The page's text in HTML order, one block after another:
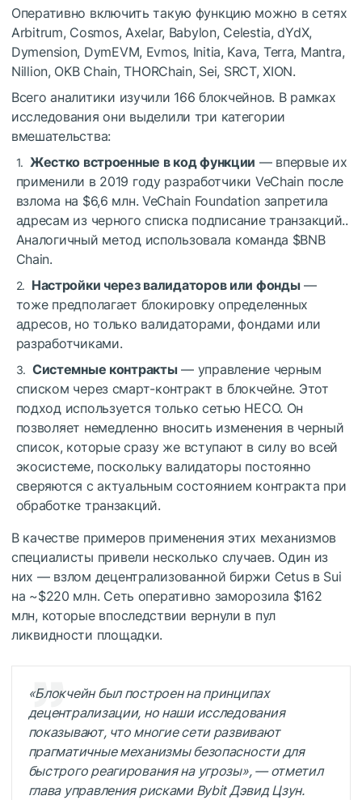
Оперативно включить такую функцию можно в сетях
Arbitrum, Cosmos, Axelar, Babylon, Celestia, dYdX,
Dymension, DymEVM, Evmos, Initia, Kava, Terra, Mantra,
Nillion, OKB Chain, THORChain, Sei, SRCT, XION.
Всего аналитики изучили 166 блокчейнов. В рамках
исследования они выделили три категории
вмешательства:
Жестко встроенные в код функции — впервые их
применили в 2019 году разработчики VeChain после
взлома на $6,6 млн. VeChain Foundation запретила
адресам из черного списка подписание транзакций..
Аналогичный метод использовала команда $BNB
Chain.
Настройки через валидаторов или фонды—
тоже предполагает блокировку определенных
адресов, но только валидаторами, фондами или
разработчиками.
Системные контракты— управление черным
списком через смарт-контракт в блокчейне. Этот
подход используется только сетью HECO. Он
позволяет немедленно вносить изменения в черный
список, которые сразу же вступают в силу во всей
экосистеме, поскольку валидаторы постоянно
сверяются с актуальным состоянием контракта при
обработке транзакций.
В качестве примеров применения этих механизмов
специалисты привели несколько случаев. Один из
них — взлом децентрализованной биржи Cetus в Sui
на ~$220 млн. Сеть оперативно заморозила $162
млн, которые впоследствии вернули в пул
ликвидности площадки.
«Блокчейн был построен на принципах
децентрализации, но наши исследования
показывают, что многие сети развивают
прагматичные механизмы безопасности для
быстрого реагирования на угрозы», — отметил
глава управления рисками Bybit Дэвид Цзун.